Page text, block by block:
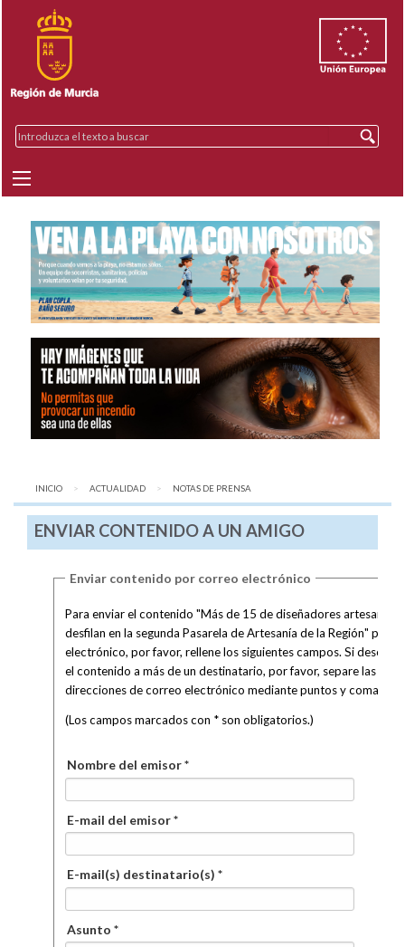
INICIO ACTUALIDAD AQUÍ:
NOTAS DE PRENSA
ENVIAR CONTENIDO A UN AMIGO
Enviar contenido por correo electrónico
Para enviar el contenido "Más de 15 de diseñadores artesanos
desfilan en la segunda Pasarela de Artesanía de la Región" por
electrónico, por favor, rellene los siguientes campos. Si desea
el contenido a más de un destinatario, por favor, separe las
direcciones de correo electrónico mediante puntos y coma.
(Los campos marcados con * son obligatorios.)
Nombre del emisor *
E-mail del emisor *
E-mail(s) destinatario(s) *
Asunto *